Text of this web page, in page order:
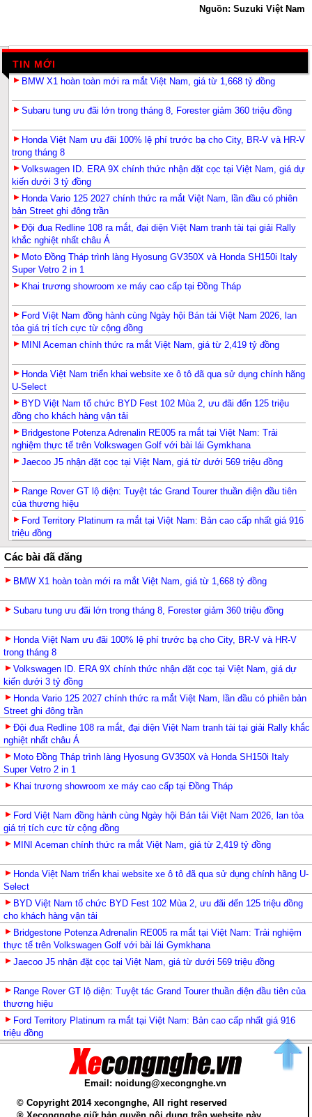
Nguồn: Suzuki Việt Nam
TIN MỚI
BMW X1 hoàn toàn mới ra mắt Việt Nam, giá từ 1,668 tỷ đồng
Subaru tung ưu đãi lớn trong tháng 8, Forester giảm 360 triệu đồng
Honda Việt Nam ưu đãi 100% lệ phí trước bạ cho City, BR-V và HR-V
trong tháng 8
Volkswagen ID. ERA 9X chính thức nhận đặt cọc tại Việt Nam, giá dự
kiến dưới 3 tỷ đồng
Honda Vario 125 2027 chính thức ra mắt Việt Nam, lần đầu có phiên
bản Street ghi đông trần
Đội đua Redline 108 ra mắt, đại diện Việt Nam tranh tài tại giải Rally
khắc nghiệt nhất châu Á
Moto Đồng Tháp trình làng Hyosung GV350X và Honda SH150i Italy
Super Vetro 2 in 1
Khai trương showroom xe máy cao cấp tại Đồng Tháp
Ford Việt Nam đồng hành cùng Ngày hội Bán tải Việt Nam 2026, lan
tỏa giá trị tích cực từ cộng đồng
MINI Aceman chính thức ra mắt Việt Nam, giá từ 2,419 tỷ đồng
Honda Việt Nam triển khai website xe ô tô đã qua sử dụng chính hãng
U-Select
BYD Việt Nam tổ chức BYD Fest 102 Mùa 2, ưu đãi đến 125 triệu
đồng cho khách hàng vận tải
Bridgestone Potenza Adrenalin RE005 ra mắt tại Việt Nam: Trải
nghiệm thực tế trên Volkswagen Golf với bài lái Gymkhana
Jaecoo J5 nhận đặt cọc tại Việt Nam, giá từ dưới 569 triệu đồng
Range Rover GT lộ diện: Tuyệt tác Grand Tourer thuần điện đầu tiên
của thương hiệu
Ford Territory Platinum ra mắt tại Việt Nam: Bản cao cấp nhất giá 916
triệu đồng
Các bài đã đăng
BMW X1 hoàn toàn mới ra mắt Việt Nam, giá từ 1,668 tỷ đồng
Subaru tung ưu đãi lớn trong tháng 8, Forester giảm 360 triệu đồng
Honda Việt Nam ưu đãi 100% lệ phí trước bạ cho City, BR-V và HR-V
trong tháng 8
Volkswagen ID. ERA 9X chính thức nhận đặt cọc tại Việt Nam, giá dự
kiến dưới 3 tỷ đồng
Honda Vario 125 2027 chính thức ra mắt Việt Nam, lần đầu có phiên bản
Street ghi đông trần
Đội đua Redline 108 ra mắt, đại diện Việt Nam tranh tài tại giải Rally khắc
nghiệt nhất châu Á
Moto Đồng Tháp trình làng Hyosung GV350X và Honda SH150i Italy
Super Vetro 2 in 1
Khai trương showroom xe máy cao cấp tại Đồng Tháp
Ford Việt Nam đồng hành cùng Ngày hội Bán tải Việt Nam 2026, lan tỏa
giá trị tích cực từ cộng đồng
MINI Aceman chính thức ra mắt Việt Nam, giá từ 2,419 tỷ đồng
Honda Việt Nam triển khai website xe ô tô đã qua sử dụng chính hãng U-
Select
BYD Việt Nam tổ chức BYD Fest 102 Mùa 2, ưu đãi đến 125 triệu đồng
cho khách hàng vận tải
Bridgestone Potenza Adrenalin RE005 ra mắt tại Việt Nam: Trải nghiệm
thực tế trên Volkswagen Golf với bài lái Gymkhana
Jaecoo J5 nhận đặt cọc tại Việt Nam, giá từ dưới 569 triệu đồng
Range Rover GT lộ diện: Tuyệt tác Grand Tourer thuần điện đầu tiên của
thương hiệu
Ford Territory Platinum ra mắt tại Việt Nam: Bản cao cấp nhất giá 916
triệu đồng
Email: noidung@xecongnghe.vn
© Copyright 2014 xecongnghe, All right reserved